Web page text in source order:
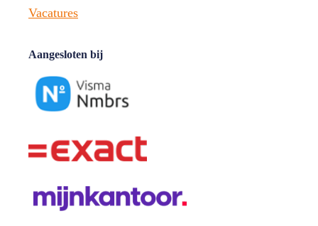
Vacatures
Aangesloten bij